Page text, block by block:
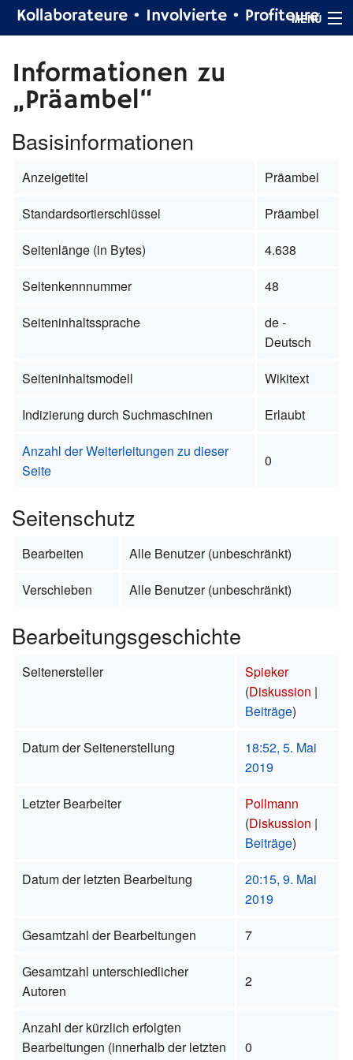
Kollaborateure • Involvierte • Profiteure
MENÜ
Suche
Informationen zu
„Präambel“
Basisinformationen
Anzeigetitel
Präambel
Standardsortierschlüssel
Präambel
Seitenlänge (in Bytes)
4.638
Seitenkennnummer
48
Seiteninhaltssprache
de -
Deutsch
Seiteninhaltsmodell
Wikitext
Indizierung durch Suchmaschinen
Erlaubt
Anzahl der Weiterleitungen zu dieser
Seite
0
Seitenschutz
Bearbeiten
Alle Benutzer (unbeschränkt)
Verschieben
Alle Benutzer (unbeschränkt)
Bearbeitungsgeschichte
Seitenersteller
Spieker
(Diskussion |
Beiträge)
Datum der Seitenerstellung
18:52, 5. Mai
2019
Letzter Bearbeiter
Pollmann
(Diskussion |
Beiträge)
Datum der letzten Bearbeitung
20:15, 9. Mai
2019
Gesamtzahl der Bearbeitungen
7
Gesamtzahl unterschiedlicher
Autoren
2
Anzahl der kürzlich erfolgten
Bearbeitungen (innerhalb der letzten
0